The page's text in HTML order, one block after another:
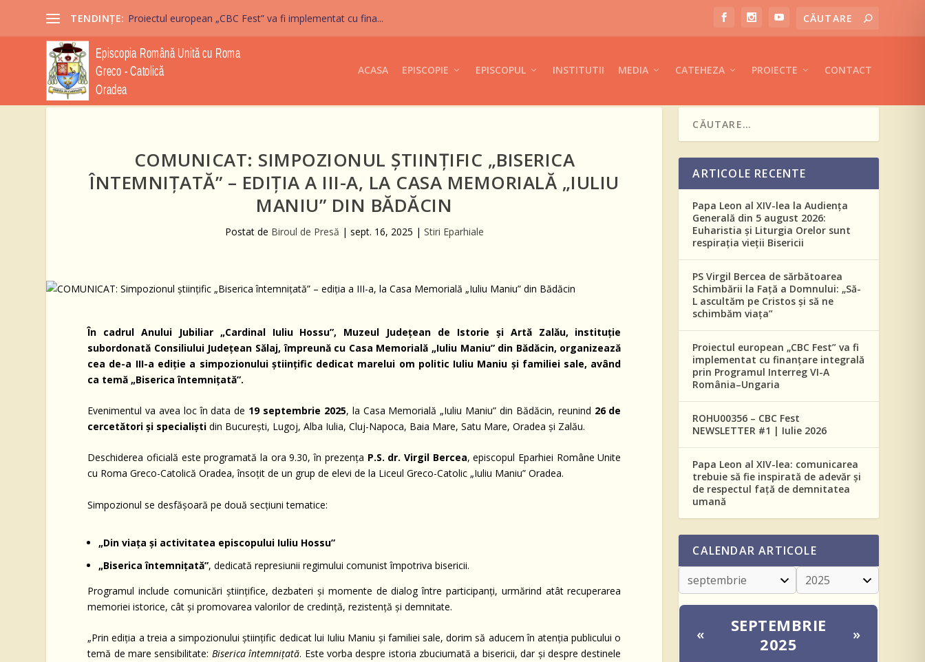
TENDINȚE: Proiectul european „CBC Fest” va fi implementat cu fina...
ACASA EPISCOPIE EPISCOPUL INSTITUTII MEDIA CATEHEZA PROIECTE CONTACT
COMUNICAT: SIMPOZIONUL ȘTIINȚIFIC „BISERICA
ÎNTEMNIȚATĂ” – EDIȚIA A III-A, LA CASA MEMORIALĂ „IULIU
MANIU” DIN BĂDĂCIN
Postat de Biroul de Presă | sept. 16, 2025 | Stiri Eparhiale
În cadrul Anului Jubiliar „Cardinal Iuliu Hossu”, Muzeul Județean de Istorie și Artă Zalău, instituție
subordonată Consiliului Județean Sălaj, împreună cu Casa Memorială „Iuliu Maniu” din Bădăcin, organizează
cea de-a III-a ediție a simpozionului științific dedicat marelui om politic Iuliu Maniu și familiei sale, având
ca temă „Biserica întemnițată”.
Evenimentul va avea loc în data de 19 septembrie 2025, la Casa Memorială „Iuliu Maniu” din Bădăcin, reunind 26 de
cercetători și specialiști din București, Lugoj, Alba Iulia, Cluj-Napoca, Baia Mare, Satu Mare, Oradea și Zalău.
Deschiderea oficială este programată la ora 9.30, în prezența P.S. dr. Virgil Bercea, episcopul Eparhiei Române Unite
cu Roma Greco-Catolică Oradea, însoțit de un grup de elevi de la Liceul Greco-Catolic „Iuliu Maniu” Oradea.
Simpozionul se desfășoară pe două secțiuni tematice:
„Din viața și activitatea episcopului Iuliu Hossu”
„Biserica întemnițată”, dedicată represiunii regimului comunist împotriva bisericii.
Programul include comunicări științifice, dezbateri și momente de dialog între participanți, urmărind atât recuperarea
memoriei istorice, cât și promovarea valorilor de credință, rezistență și demnitate.
„Prin ediția a treia a simpozionului științific dedicat lui Iuliu Maniu și familiei sale, dorim să aducem în atenția publicului o
temă de mare sensibilitate: Biserica întemnițată. Este vorba despre istoria zbuciumată a bisericii, dar și despre destinele
ARTICOLE RECENTE
Papa Leon al XIV-lea la Audiența
Generală din 5 august 2026:
Euharistia și Liturgia Orelor sunt
respirația vieții Bisericii
PS Virgil Bercea de sărbătoarea
Schimbării la Față a Domnului: „Să-
L ascultăm pe Cristos și să ne
schimbăm viața”
Proiectul european „CBC Fest” va fi
implementat cu finanțare integrală
prin Programul Interreg VI-A
România–Ungaria
ROHU00356 – CBC Fest
NEWSLETTER #1 | Iulie 2026
Papa Leon al XIV-lea: comunicarea
trebuie să fie inspirată de adevăr și
de respectul față de demnitatea
umană
CALENDAR ARTICOLE
«
SEPTEMBRIE
2025
»